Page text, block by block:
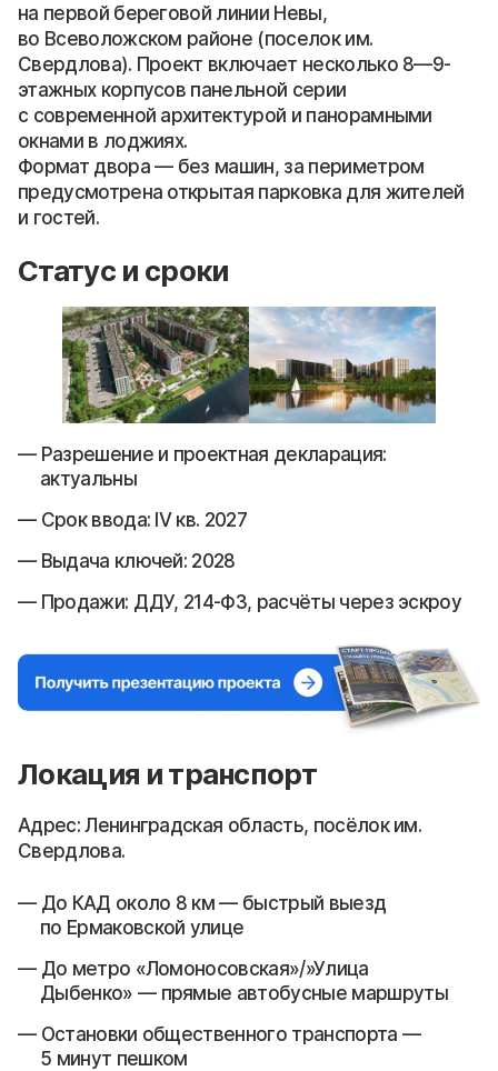
на первой береговой линии Невы,
во Всеволожском районе (поселок им.
Свердлова). Проект включает несколько 8—9-
этажных корпусов панельной серии
с современной архитектурой и панорамными
окнами в лоджиях.
Формат двора — без машин, за периметром
предусмотрена открытая парковка для жителей
и гостей.
Статус и сроки
Разрешение и проектная декларация:
актуальны
Срок ввода: IV кв. 2027
Выдача ключей: 2028
Продажи: ДДУ, 214-ФЗ, расчёты через эскроу
Локация и транспорт
Адрес: Ленинградская область, посёлок им.
Свердлова.
До КАД около 8 км — быстрый выезд
по Ермаковской улице
До метро «Ломоносовская»/»Улица
Дыбенко» — прямые автобусные маршруты
Остановки общественного транспорта —
5 минут пешком